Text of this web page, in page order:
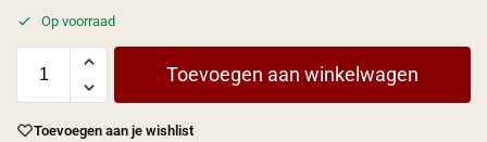
Op voorraad
Toevoegen aan winkelwagen
Toevoegen aan je wishlist